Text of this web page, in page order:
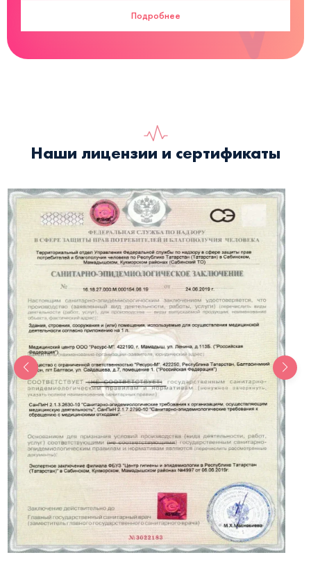
Подробнее
Наши лицензии и сертификаты